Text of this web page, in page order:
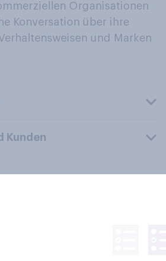
Organisationen
Konversation über ihre
und Marken
Kunden
PLC. Alle Rechte vorbehalten.